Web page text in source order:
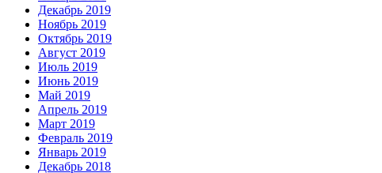
Декабрь 2019
Ноябрь 2019
Октябрь 2019
Август 2019
Июль 2019
Июнь 2019
Май 2019
Апрель 2019
Март 2019
Февраль 2019
Январь 2019
Декабрь 2018